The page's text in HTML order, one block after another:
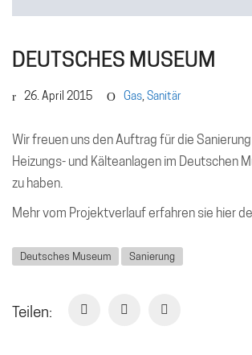
DEUTSCHES MUSEUM
26. April 2015 Gas Sanitär
Wir freuen uns den Auftrag für die
Heizungs- und Kälteanlagen im Deutschen
zu haben.
Mehr vom Projektverlauf erfahren sie hier
Deutsches Museum Sanierung
Teilen: